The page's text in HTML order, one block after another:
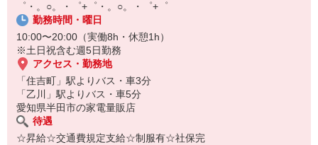
゜・。○。・゜+゜・。○。・゜+゜
勤務時間・曜日
10:00〜20:00（実働8h・休憩1h）
※土日祝含む週5日勤務
アクセス・勤務地
「住吉町」駅よりバス・車3分
「乙川」駅よりバス・車5分
愛知県半田市の家電量販店
待遇
☆昇給☆交通費規定支給☆制服有☆社保完